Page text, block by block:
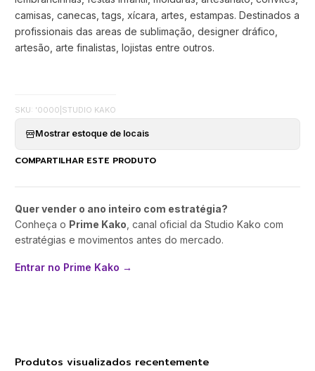
camisas, canecas, tags, xícara, artes, estampas. Destinados a
profissionais das areas de sublimação, designer dráfico,
artesão, arte finalistas, lojistas entre outros.
SKU: '0000 STUDIO KAKO
Mostrar estoque de locais
COMPARTILHAR ESTE PRODUTO
Quer vender o ano inteiro com estratégia?
Conheça o Prime Kako , canal oficial da Studio Kako com
estratégias e movimentos antes do mercado.
Entrar no Prime Kako →
Produtos visualizados recentemente